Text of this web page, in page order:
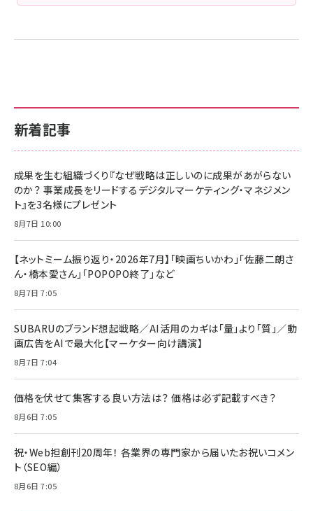
新着記事
成果を生む組織づくり『なぜ戦略は正しいのに成果があがらない
のか？ 事業成長をリードするデジタルマーケティング・マネジメン
ト』を3名様にプレゼント
8月7日 10:00
【ネットミーム振り返り・2026年7月】「映画ちいかわ」「佐藤二朗さ
ん・橋本愛さん」「POPOPO終了」など
8月7日 7:05
SUBARUのブランド想起戦略／AI活用のカギは「量」より「質」／動
画広告をAIで最大化【マーケター向け講演】
8月7日 7:04
価格を伏せて集客する良い方法は？ 価格は必ず記載すべき？
8月6日 7:05
祝・Web担創刊20周年！ 各業界の専門家から届いたお祝いコメン
ト（SEO編）
8月6日 7:05